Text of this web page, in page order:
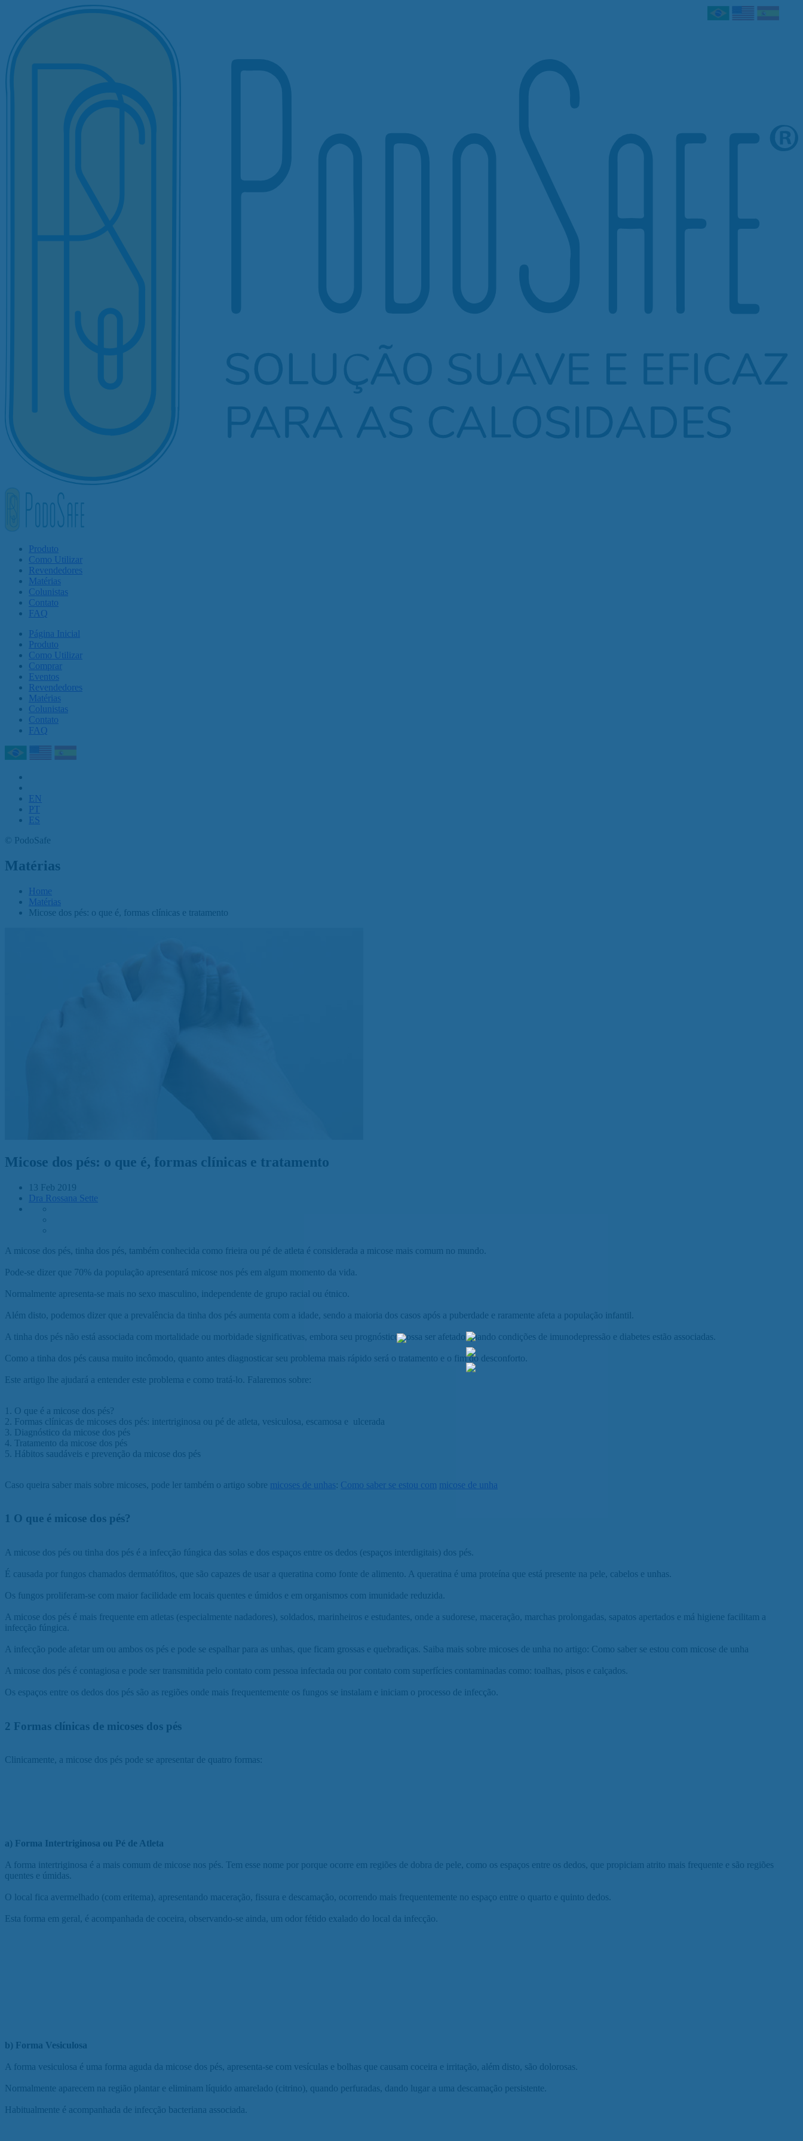
Produto
Como Utilizar
Revendedores
Matérias
Colunistas
Contato
FAQ
Página Inicial
Produto
Como Utilizar
Comprar
Eventos
Revendedores
Matérias
Colunistas
Contato
FAQ
EN
PT
ES
©
PodoSafe
Matérias
Home
Matérias
Micose dos pés: o que é, formas clínicas e tratamento
Micose dos pés: o que é, formas clínicas e tratamento
13 Feb 2019
Dra Rossana Sette
A micose dos pés, tinha dos pés, também conhecida como frieira ou pé de atleta é considerada a micose mais comum no mundo.
Pode-se dizer que 70% da população apresentará micose nos pés em algum momento da vida.
Normalmente apresenta-se mais no sexo masculino, independente de grupo racial ou étnico.
Além disto, podemos dizer que a prevalência da tinha dos pés aumenta com a idade, sendo a maioria dos casos após a puberdade e raramente afeta a população infantil.
A tinha dos pés não está associada com mortalidade ou morbidade significativas, embora seu prognóstico possa ser afetado quando condições de imunodepressão e diabetes estão associadas.
Como a tinha dos pés causa muito incômodo, quanto antes diagnosticar seu problema mais rápido será o tratamento e o fim do desconforto.
Este artigo lhe ajudará a entender este problema e como tratá-lo. Falaremos sobre:
1. O que é a micose dos pés?
2. Formas clínicas de micoses dos pés: intertriginosa ou pé de atleta, vesiculosa, escamosa e ulcerada
3. Diagnóstico da micose dos pés
4. Tratamento da micose dos pés
5. Hábitos saudáveis e prevenção da micose dos pés
Caso queira saber mais sobre micoses, pode ler também o artigo sobre micoses de unhas: Como saber se estou com micose de unha
1 O que é micose dos pés?
A micose dos pés ou tinha dos pés é a infecção fúngica das solas e dos espaços entre os dedos (espaços interdigitais) dos pés.
É causada por fungos chamados dermatófitos, que são capazes de usar a queratina como fonte de alimento. A queratina é uma proteína que está presente na pele, cabelos e unhas.
Os fungos proliferam-se com maior facilidade em locais quentes e úmidos e em organismos com imunidade reduzida.
A micose dos pés é mais frequente em atletas (especialmente nadadores), soldados, marinheiros e estudantes, onde a sudorese, maceração, marchas prolongadas, sapatos apertados e má higiene facilitam a
infecção fúngica.
A infecção pode afetar um ou ambos os pés e pode se espalhar para as unhas, que ficam grossas e quebradiças. Saiba mais sobre micoses de unha no artigo: Como saber se estou com micose de unha
A micose dos pés é contagiosa e pode ser transmitida pelo contato com pessoa infectada ou por contato com superfícies contaminadas como: toalhas, pisos e calçados.
Os espaços entre os dedos dos pés são as regiões onde mais frequentemente os fungos se instalam e iniciam o processo de infecção.
2 Formas clínicas de micoses dos pés
Clinicamente, a micose dos pés pode se apresentar de quatro formas:
a) Forma Intertriginosa ou Pé de Atleta
A forma intertriginosa é a mais comum de micose nos pés. Tem esse nome por porque ocorre em regiões de dobra de pele, como os espaços entre os dedos, que propiciam atrito mais frequente e são regiões
quentes e úmidas.
O local fica avermelhado (com eritema), apresentando maceração, fissura e descamação, ocorrendo mais frequentemente no espaço entre o quarto e quinto dedos.
Esta forma em geral, é acompanhada de coceira, observando-se ainda, um odor fétido exalado do local da infecção.
b) Forma Vesiculosa
A forma vesiculosa é uma forma aguda da micose dos pés, apresenta-se com vesículas e bolhas que causam coceira e irritação, além disto, são dolorosas.
Normalmente aparecem na região plantar e eliminam líquido amarelado (citrino), quando perfuradas, dando lugar a uma descamação persistente.
Habitualmente é acompanhada de infecção bacteriana associada.